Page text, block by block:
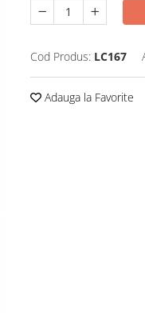
Cod Produs: LC167
Adauga la Favorite